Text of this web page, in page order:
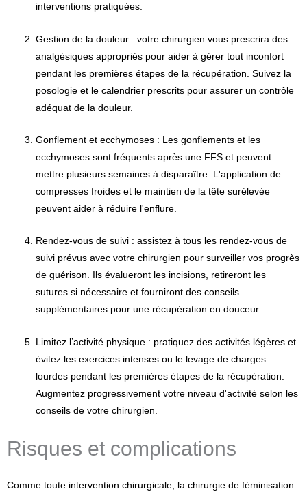
interventions pratiquées.
Gestion de la douleur : votre chirurgien vous prescrira des
analgésiques appropriés pour aider à gérer tout inconfort
pendant les premières étapes de la récupération. Suivez la
posologie et le calendrier prescrits pour assurer un contrôle
adéquat de la douleur.
Gonflement et ecchymoses : Les gonflements et les
ecchymoses sont fréquents après une FFS et peuvent
mettre plusieurs semaines à disparaître. L'application de
compresses froides et le maintien de la tête surélevée
peuvent aider à réduire l'enflure.
Rendez-vous de suivi : assistez à tous les rendez-vous de
suivi prévus avec votre chirurgien pour surveiller vos progrès
de guérison. Ils évalueront les incisions, retireront les
sutures si nécessaire et fourniront des conseils
supplémentaires pour une récupération en douceur.
Limitez l’activité physique : pratiquez des activités légères et
évitez les exercices intenses ou le levage de charges
lourdes pendant les premières étapes de la récupération.
Augmentez progressivement votre niveau d'activité selon les
conseils de votre chirurgien.
Risques et complications
Comme toute intervention chirurgicale, la chirurgie de féminisation